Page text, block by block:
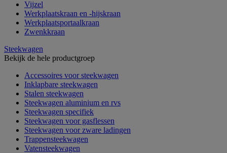
Vijzel
Werkplaatskraan en -hijskraan
Werkplaatsportaalkraan
Zwenkkraan
Steekwagen
Bekijk de hele productgroep
Accessoires voor steekwagen
Inklapbare steekwagen
Stalen steekwagen
Steekwagen aluminium en rvs
Steekwagen specifiek
Steekwagen voor gasflessen
Steekwagen voor zware ladingen
Trappensteekwagen
Vatensteekwagen